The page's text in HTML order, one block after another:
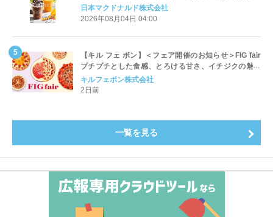
ッペ」「マンゴースムージー」8月5日（水）から販売
開始
日本マクドナルド株式会社
2026年08月04日 04:00
【キル フェ ボン】＜フェア開催のお知らせ＞FIG fair
プチプチとした食感、とろける甘さ、イチジクの魅力
をたっぷりと。新作を含め、イチジク尽くしの全4種が
登場8月20日（木）スタート
キルフェボン株式会社
2日前
一覧を見る